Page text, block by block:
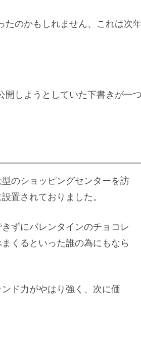
のかもしれません、これは次
開しようとしていた下書きが一つ
のショッピングセンターを訪
置されておりました。
ずにバレンタインのチョコレ
くるといった誰の為にもなら
ド力がやはり強く、次に価